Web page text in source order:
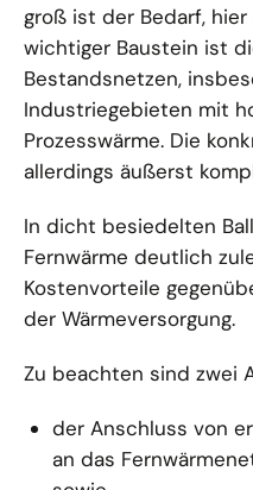
groß ist der Bedarf,
wichtiger Baustein ist
Bestandsnetzen,
Industriegebieten mit
Prozesswärme. Die
allerdings äußerst
In dicht besiedelten
Fernwärme deutlich
Kostenvorteile
der Wärmeversorgung.
Zu beachten sind zwei
der Anschluss von
an das